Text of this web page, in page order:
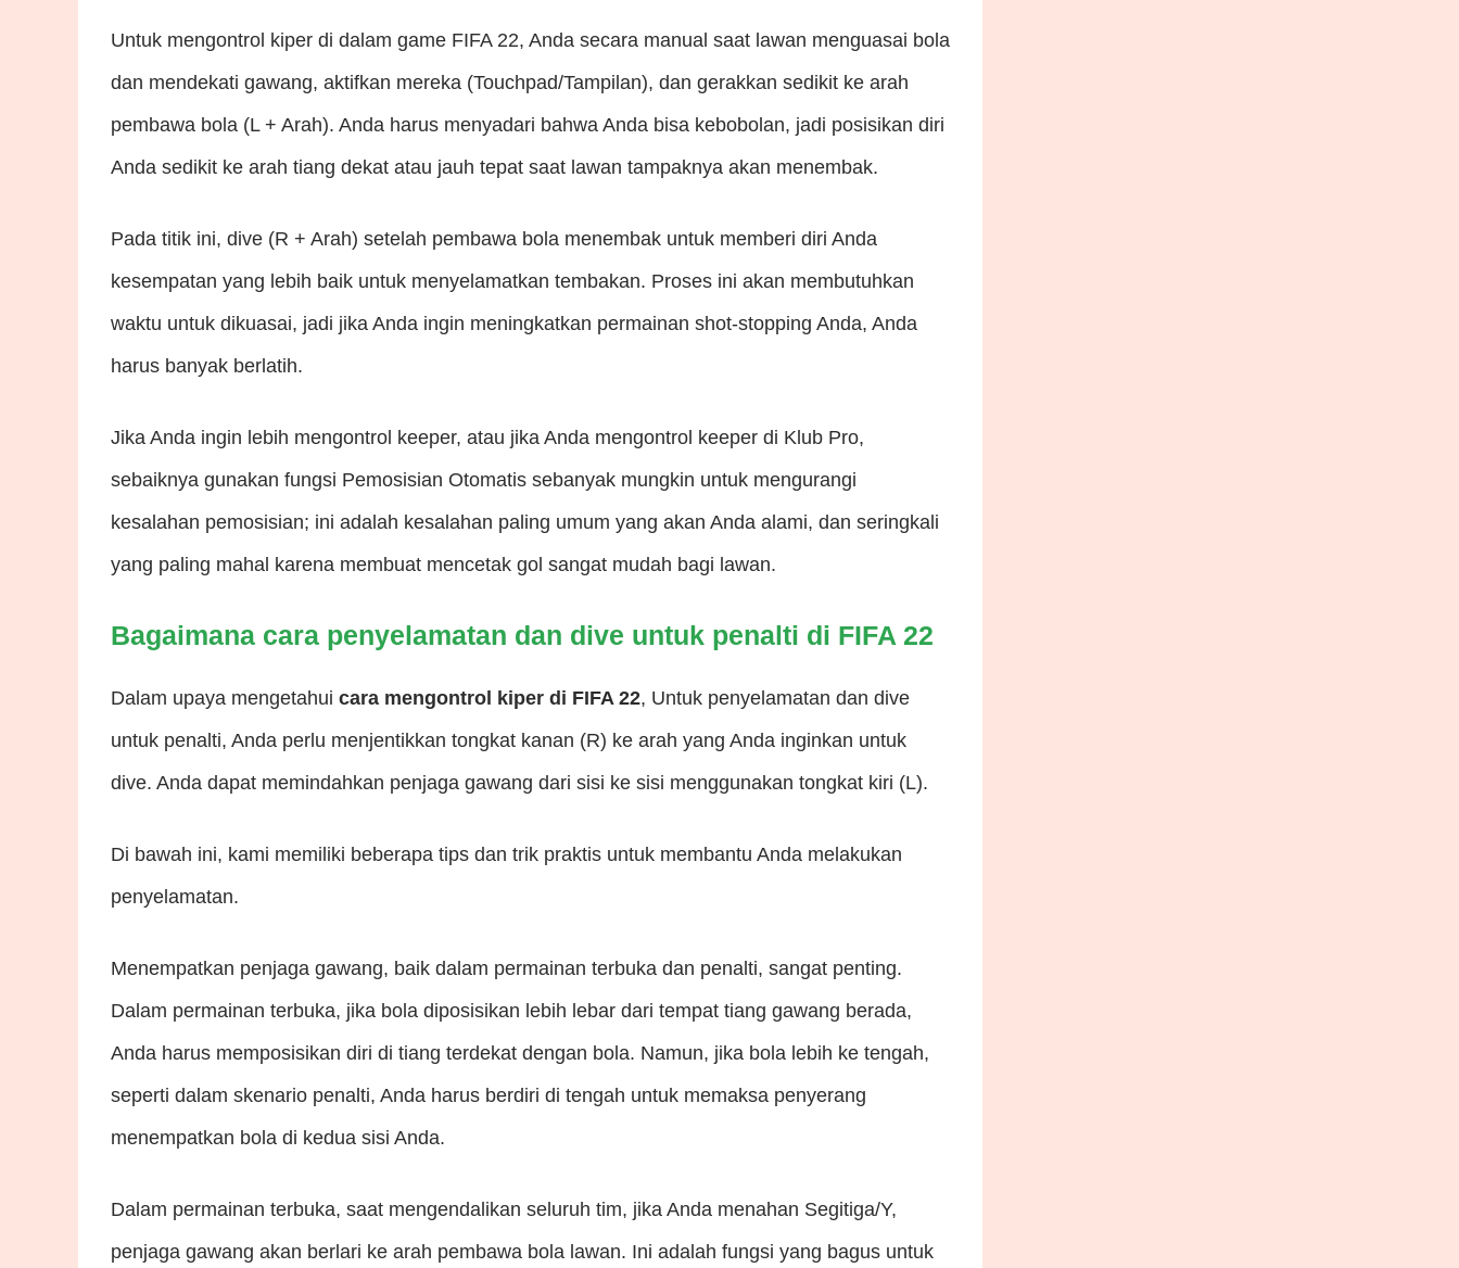
Untuk mengontrol kiper di dalam game FIFA 22, Anda secara manual saat lawan menguasai bola
dan mendekati gawang, aktifkan mereka (Touchpad/Tampilan), dan gerakkan sedikit ke arah
pembawa bola (L + Arah). Anda harus menyadari bahwa Anda bisa kebobolan, jadi posisikan diri
Anda sedikit ke arah tiang dekat atau jauh tepat saat lawan tampaknya akan menembak.
Pada titik ini, dive (R + Arah) setelah pembawa bola menembak untuk memberi diri Anda
kesempatan yang lebih baik untuk menyelamatkan tembakan. Proses ini akan membutuhkan
waktu untuk dikuasai, jadi jika Anda ingin meningkatkan permainan shot-stopping Anda, Anda
harus banyak berlatih.
Jika Anda ingin lebih mengontrol keeper, atau jika Anda mengontrol keeper di Klub Pro,
sebaiknya gunakan fungsi Pemosisian Otomatis sebanyak mungkin untuk mengurangi
kesalahan pemosisian; ini adalah kesalahan paling umum yang akan Anda alami, dan seringkali
yang paling mahal karena membuat mencetak gol sangat mudah bagi lawan.
Bagaimana cara penyelamatan dan dive untuk penalti di FIFA 22
Dalam upaya mengetahui cara mengontrol kiper di FIFA 22, Untuk penyelamatan dan dive
untuk penalti, Anda perlu menjentikkan tongkat kanan (R) ke arah yang Anda inginkan untuk
dive. Anda dapat memindahkan penjaga gawang dari sisi ke sisi menggunakan tongkat kiri (L).
Di bawah ini, kami memiliki beberapa tips dan trik praktis untuk membantu Anda melakukan
penyelamatan.
Menempatkan penjaga gawang, baik dalam permainan terbuka dan penalti, sangat penting.
Dalam permainan terbuka, jika bola diposisikan lebih lebar dari tempat tiang gawang berada,
Anda harus memposisikan diri di tiang terdekat dengan bola. Namun, jika bola lebih ke tengah,
seperti dalam skenario penalti, Anda harus berdiri di tengah untuk memaksa penyerang
menempatkan bola di kedua sisi Anda.
Dalam permainan terbuka, saat mengendalikan seluruh tim, jika Anda menahan Segitiga/Y,
penjaga gawang akan berlari ke arah pembawa bola lawan. Ini adalah fungsi yang bagus untuk